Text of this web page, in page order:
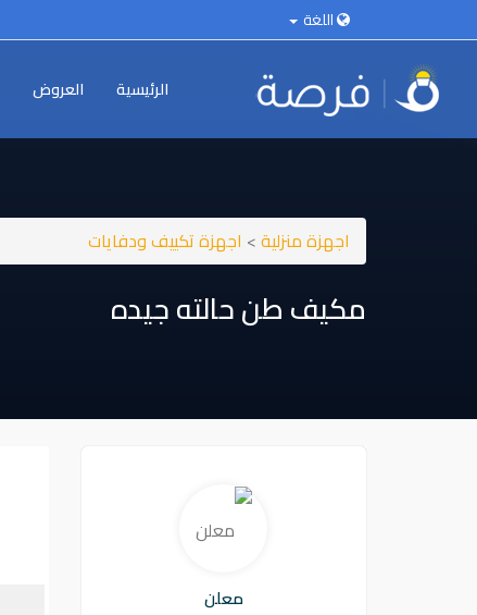
اللغة
الرئيسية العروض
اجهزة منزلية> اجهزة تكييف ودفايات
مكيف طن حالته جيده
معلن